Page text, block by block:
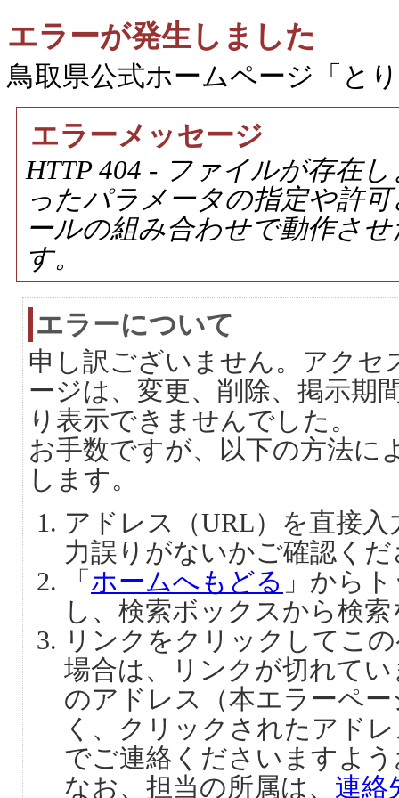
エラーが発生しました
鳥取県公式ホームページ「と
エラーメッセージ
HTTP 404 - ファイルが存在
ったパラメータの指定や許
ールの組み合わせで動作さ
す。
エラーについて
申し訳ございません。アクセ
ージは、変更、削除、掲示期
り表示できませんでした。
お手数ですが、以下の方法に
します。
アドレス（URL）を直接
力誤りがないかご確認く
「 ホームへもどる 」から
し、検索ボックスから検
リンクをクリックしてこ
場合は、リンクが切れて
のアドレス（本エラーペ
く、クリックされたアド
でご連絡くださいますよ
なお、担当の所属は、 連絡